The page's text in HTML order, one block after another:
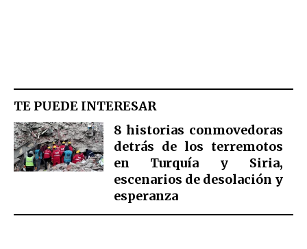
TE PUEDE INTERESAR
8 historias conmovedoras
detrás de los terremotos
en Turquía y Siria,
escenarios de desolación y
esperanza